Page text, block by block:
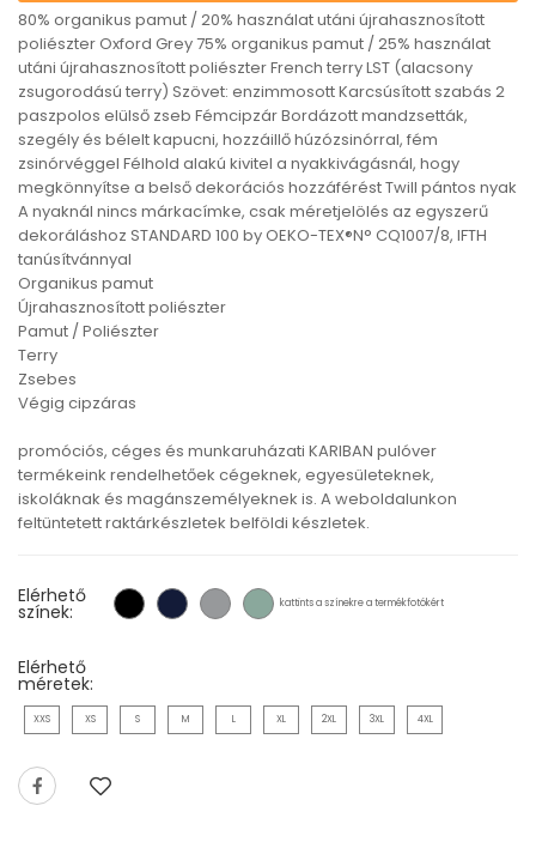
80% organikus pamut / 20% használat utáni újrahasznosított
poliészter Oxford Grey 75% organikus pamut / 25% használat
utáni újrahasznosított poliészter French terry LST (alacsony
zsugorodású terry) Szövet: enzimmosott Karcsúsított szabás 2
paszpolos elülső zseb Fémcipzár Bordázott mandzsetták,
szegély és bélelt kapucni, hozzáillő húzózsinórral, fém
zsinórvéggel Félhold alakú kivitel a nyakkivágásnál, hogy
megkönnyítse a belső dekorációs hozzáférést Twill pántos nyak
A nyaknál nincs márkacímke, csak méretjelölés az egyszerű
dekoráláshoz STANDARD 100 by OEKO-TEX®N° CQ1007/8, IFTH
tanúsítvánnyal
Organikus pamut
Újrahasznosított poliészter
Pamut / Poliészter
Terry
Zsebes
Végig cipzáras
promóciós, céges és munkaruházati KARIBAN pulóver
termékeink rendelhetőek cégeknek, egyesületeknek,
iskoláknak és magánszemélyeknek is. A weboldalunkon
feltüntetett raktárkészletek belföldi készletek.
Elérhető
színek: kattints a színekre a termékfotókért
Elérhető
méretek:
XXS XS S M L XL 2XL 3XL 4XL